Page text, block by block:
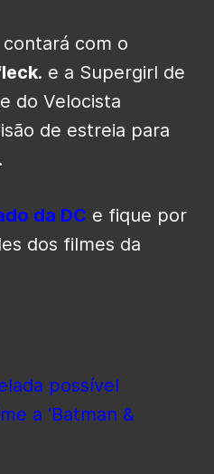
com o
. e a Supergirl de
do Velocista
de estreia para
da DC e fique por
dos filmes da
possível
a ‘Batman &